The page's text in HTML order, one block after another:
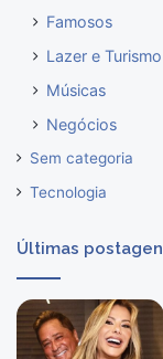
Famosos
Lazer e Turismo
Músicas
Negócios
Sem categoria
Tecnologia
Últimas